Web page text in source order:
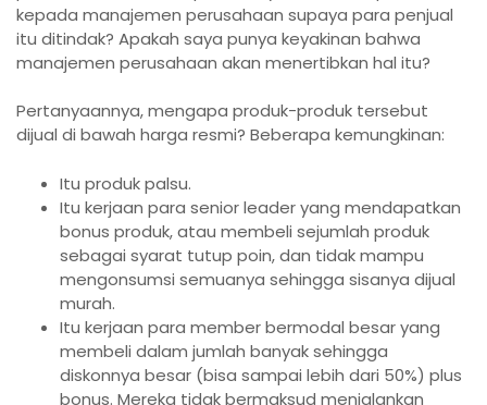
kepada manajemen perusahaan supaya para penjual
itu ditindak? Apakah saya punya keyakinan bahwa
manajemen perusahaan akan menertibkan hal itu?
Pertanyaannya, mengapa produk-produk tersebut
dijual di bawah harga resmi? Beberapa kemungkinan:
Itu produk palsu.
Itu kerjaan para senior leader yang mendapatkan
bonus produk, atau membeli sejumlah produk
sebagai syarat tutup poin, dan tidak mampu
mengonsumsi semuanya sehingga sisanya dijual
murah.
Itu kerjaan para member bermodal besar yang
membeli dalam jumlah banyak sehingga
diskonnya besar (bisa sampai lebih dari 50%) plus
bonus. Mereka tidak bermaksud menjalankan